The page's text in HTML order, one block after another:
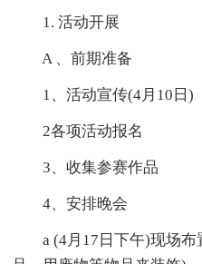
1. 活动开展
A 、前期准备
1、活动宣传(4月10日)
2各项活动报名
3、收集参赛作品
4、安排晚会
a (4月17日下午)现场布